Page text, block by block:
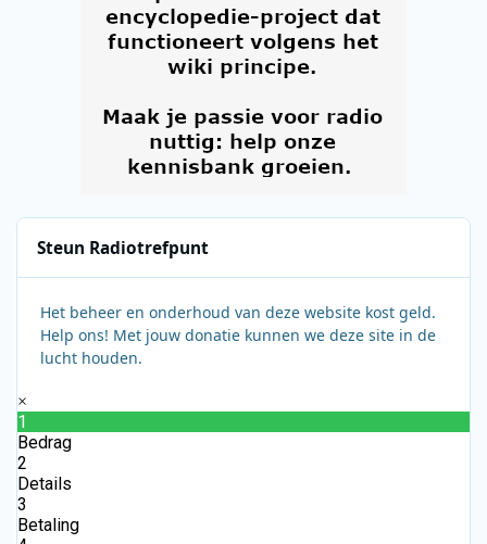
Steun Radiotrefpunt
Het beheer en onderhoud van deze website kost geld.
Help ons! Met jouw donatie kunnen we deze site in de
lucht houden.